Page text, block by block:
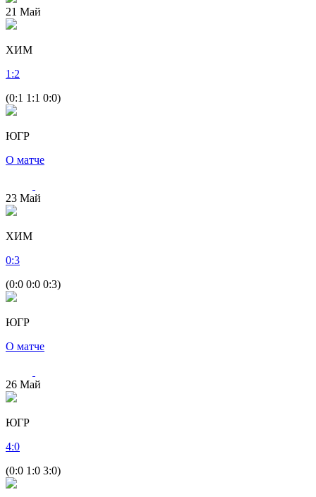
21 Май
ХИМ
1 :2
(0:1 1:1 0:0)
ЮГР
О матче
23 Май
ХИМ
0:3
(0:0 0:0 0:3)
ЮГР
О матче
26 Май
ЮГР
4:0
(0:0 1:0 3:0)